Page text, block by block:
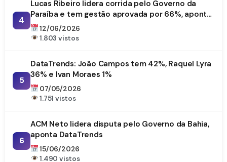
4
Lucas Ribeiro lidera corrida pelo Governo da
Paraíba e tem gestão aprovada por 66%, aponta
DataTrends
12/06/2026
1.803 vistos
5
DataTrends: João Campos tem 42%, Raquel Lyra
36% e Ivan Moraes 1%
07/05/2026
1.751 vistos
6
ACM Neto lidera disputa pelo Governo da Bahia,
aponta DataTrends
15/06/2026
1.490 vistos